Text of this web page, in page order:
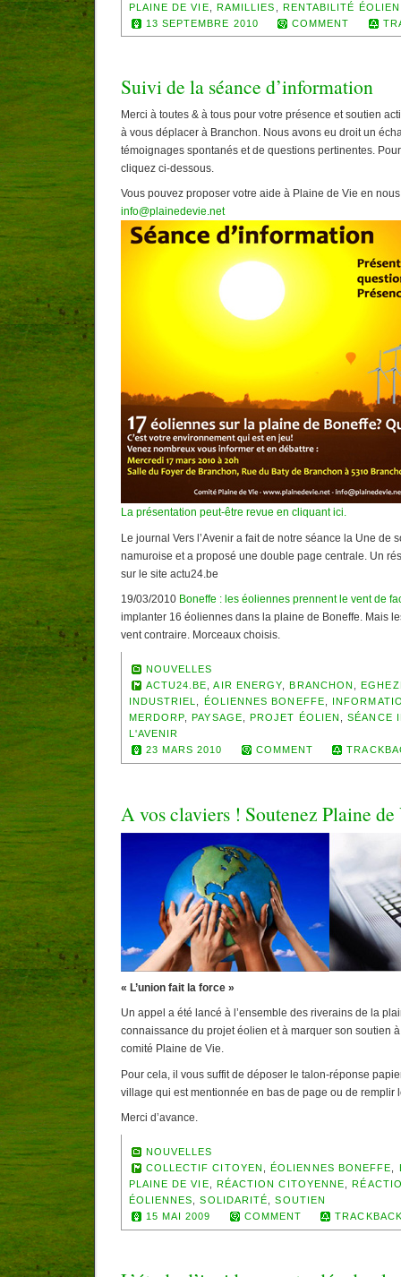
PLAINE DE VIE
RAMILLIES
RENTABILITÉ ÉOLIEN
13 SEPTEMBRE 2010
COMMENT
Suivi de la séance d’information
Merci à toutes & à tous pour votre présence et soutien
à vous déplacer à Branchon. Nous avons eu droit un
témoignages spontanés et de questions pertinentes.
cliquez ci-dessous.
Vous pouvez proposer votre aide à Plaine de Vie en
info@plainedevie.net
La présentation peut-être revue en cliquant ici.
Le journal Vers l’Avenir a fait de notre séance la Une de
namuroise et a proposé une double page centrale. Un
sur le site actu24.be
19/03/2010 Boneffe : les éoliennes prennent le vent de
implanter 16 éoliennes dans la plaine de Boneffe. Mais
vent contraire. Morceaux choisis.
NOUVELLES
ACTU24.BE,AIR ENERGY, BRANCHON ,
INDUSTRIEL, ÉOLIENNES BONEFFE,
MERDORP, PAYSAGE, PROJET ÉOLIEN ,SÉANCE
L'AVENIR
23 MARS 2010
COMMENT
A vos claviers ! Soutenez Plaine
« L’union fait la force »
Un appel a été lancé à l’ensemble des riverains de la
connaissance du projet éolien et à marquer son soutien
comité Plaine de Vie.
Pour cela, il vous suffit de déposer le talon-réponse
village qui est mentionnée en bas de page ou de remplir
Merci d’avance.
NOUVELLES
COLLECTIF CITOYEN , ÉOLIENNES BONEFFE,
PLAINE DE VIE, RÉACTION CITOYENNE,
ÉOLIENNES,SOLIDARITÉ,SOUTIEN
15 MAI 2009
COMMENT